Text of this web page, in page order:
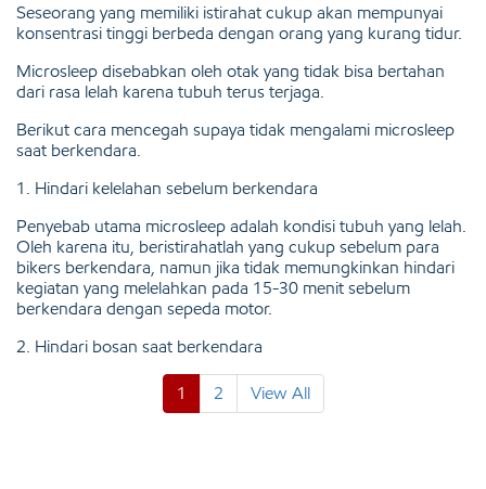
Seseorang yang memiliki istirahat cukup akan mempunyai
konsentrasi tinggi berbeda dengan orang yang kurang tidur.
Microsleep disebabkan oleh otak yang tidak bisa bertahan
dari rasa lelah karena tubuh terus terjaga.
Berikut cara mencegah supaya tidak mengalami microsleep
saat berkendara.
1. Hindari kelelahan sebelum berkendara
Penyebab utama microsleep adalah kondisi tubuh yang lelah.
Oleh karena itu, beristirahatlah yang cukup sebelum para
bikers berkendara, namun jika tidak memungkinkan hindari
kegiatan yang melelahkan pada 15-30 menit sebelum
berkendara dengan sepeda motor.
2. Hindari bosan saat berkendara
1 2 View All